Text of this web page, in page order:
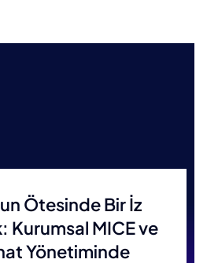
Ötesinde Bir İz
Kurumsal MICE ve
Yönetiminde